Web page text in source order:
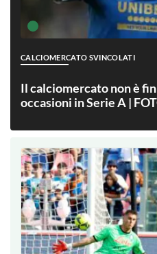
CALCIOMERCATO SVINCOLATI
Il calciomercato non è
occasioni in Serie A |